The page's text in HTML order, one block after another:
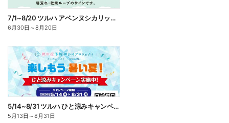
7/1~8/20 ツルハ アベンヌシカリップ予約
6月30日 ～8月20日
5/14~8/31 ツルハ ひと涼みキャンペーン
5月13日 ～8月31日